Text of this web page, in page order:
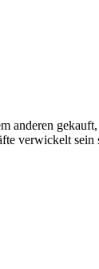
anderen
verwickelt